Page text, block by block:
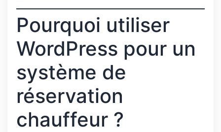
Pourquoi utiliser
WordPress pour un
système de
réservation
chauffeur ?